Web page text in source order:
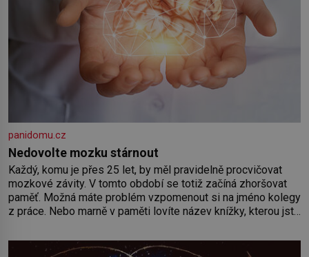
panidomu.cz
Nedovolte mozku stárnout
Každý, komu je přes 25 let, by měl pravidelně procvičovat
mozkové závity. V tomto období se totiž začíná zhoršovat
paměť. Možná máte problém vzpomenout si na jméno kolegy
z práce. Nebo marně v paměti lovíte název knížky, kterou jste
paměť rozhodla stávkovat. Cvičte